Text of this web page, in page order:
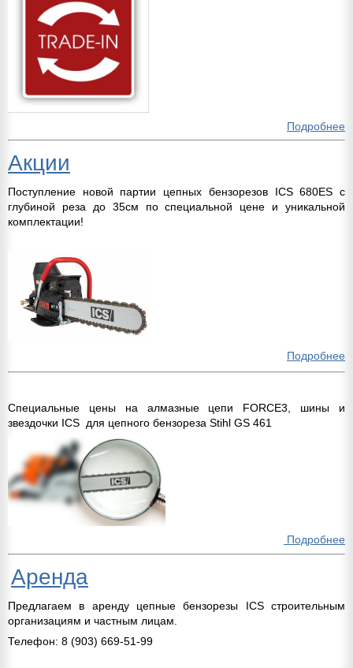
Подробнее
Акции
Поступление новой партии цепных бензорезов ICS 680ES с
глубиной реза до 35см по специальной цене и уникальной
комплектации!
Подробнее
Специальные цены на алмазные цепи FORCE3, шины и
звездочки ICS для цепного бензореза Stihl GS 461
Подробнее
Аренда
Предлагаем в аренду цепные бензорезы ICS строительным
организациям и частным лицам.
Телефон: 8 (903) 669-51-99